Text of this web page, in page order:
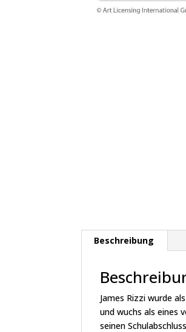
Beschreibung
James Rizzi wurde
und wuchs als eines
seinen